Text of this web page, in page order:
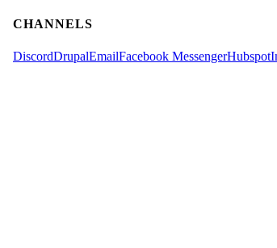
CHANNELS
DiscordDrupalEmailFacebook MessengerHubspot